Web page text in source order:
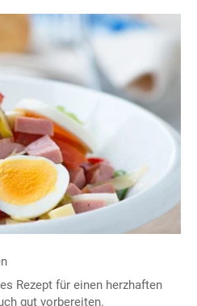
Rezept für einen herzhaften
gut vorbereiten.